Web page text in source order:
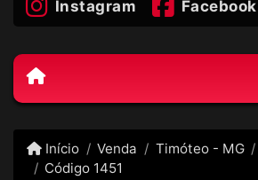
Instagram Facebook
Início Venda Timóteo - MG
Código 1451